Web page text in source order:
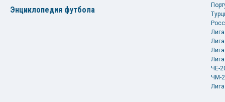
Энциклопедия футбола
ЧЕ-
ЧМ-